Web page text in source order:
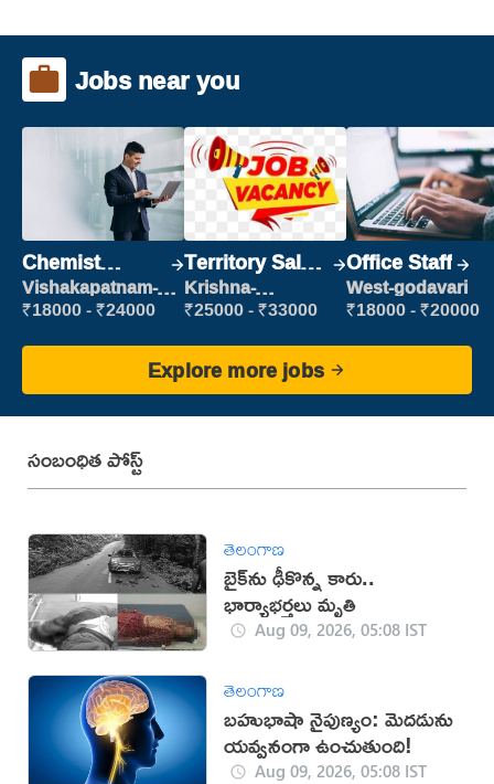
Jobs near you
Chemist
Production
Executive
Vishakapatnam-
new
₹18000 - ₹24000
Territory Sales
Manager
Krishna-
vijayawada
₹25000 - ₹33000
Office Staff
West-godavari
₹18000 - ₹20000
Explore more jobs
సంబంధిత పోస్ట్
తెలంగాణ
బైక్‌ను ఢీకొన్న కారు..
భార్యాభర్తలు మృతి
Aug 09, 2026, 05:08 IST
తెలంగాణ
బహుభాషా నైపుణ్యం: మెదడును
యవ్వనంగా ఉంచుతుంది!
Aug 09, 2026, 05:08 IST